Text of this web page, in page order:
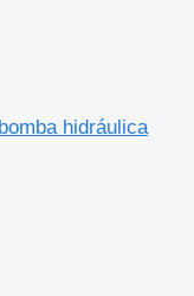
hidráulica